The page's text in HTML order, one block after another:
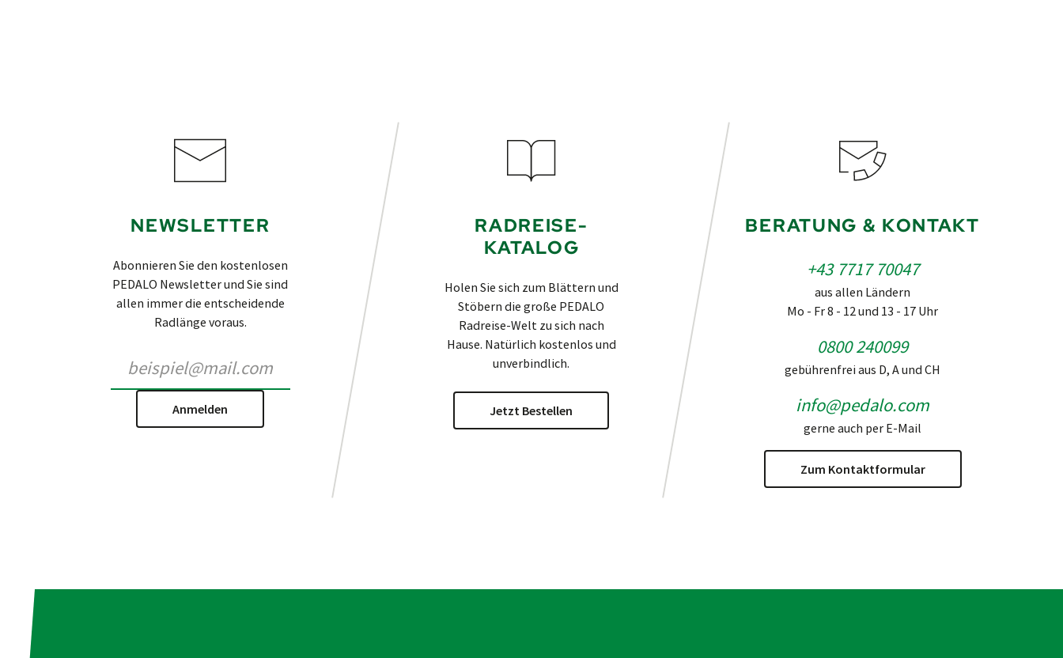
NEWSLETTER
Abonnieren Sie den kostenlosen
PEDALO Newsletter und Sie sind
allen immer die entscheidende
Radlänge voraus.
Anmelden
RADREISE-
KATALOG
Holen Sie sich zum Blättern und
Stöbern die große PEDALO
Radreise-Welt zu sich nach
Hause. Natürlich kostenlos und
unverbindlich.
Jetzt Bestellen
BERATUNG & KONTAKT
+43 7717 70047
aus allen Ländern
Mo - Fr 8 - 12 und 13 - 17 Uhr
0800 240099
gebührenfrei aus D, A und CH
info@pedalo.com
gerne auch per E-Mail
Zum Kontaktformular